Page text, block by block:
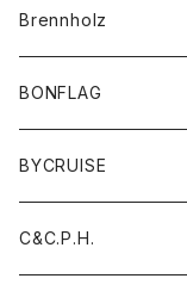
Brennholz
BONFLAG
BYCRUISE
C&C.P.H.